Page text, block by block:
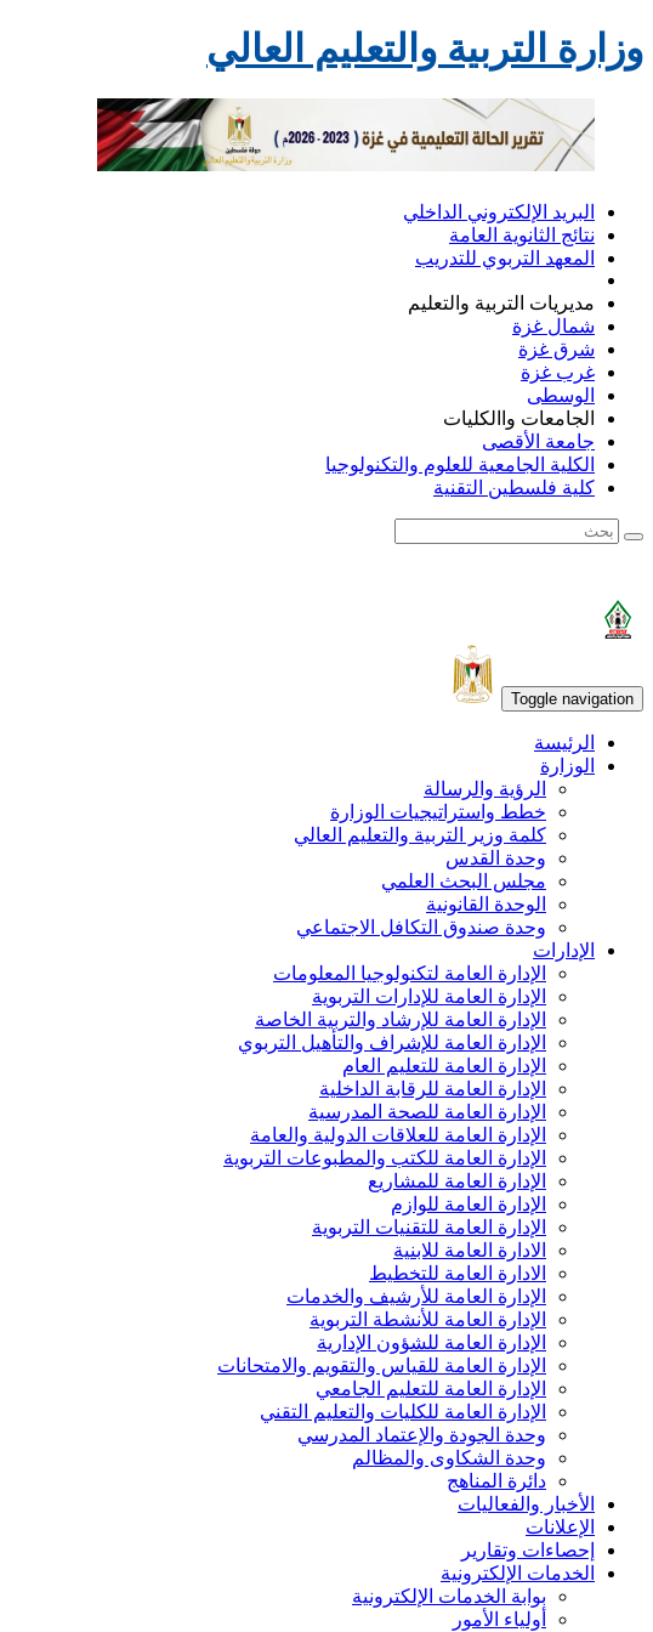
وزارة التربية والتعليم العالي
البريد الإلكتروني الداخلي
نتائج الثانوية العامة
المعهد التربوي للتدريب
مديريات التربية والتعليم
شمال غزة
شرق غزة
غرب غزة
الوسطى
الجامعات واالكليات
جامعة الأقصى
الكلية الجامعية للعلوم والتكنولوجيا
كلية فلسطين التقنية
Toggle navigation
الرئيسة
الوزارة
الرؤية والرسالة
خطط واستراتيجيات الوزارة
كلمة وزير التربية والتعليم العالي
وحدة القدس
مجلس البحث العلمي
الوحدة القانونية
وحدة صندوق التكافل الاجتماعي
الإدارات
الإدارة العامة لتكنولوجيا المعلومات
الإدارة العامة للإدارات التربوية
الإدارة العامة للإرشاد والتربية الخاصة
الإدارة العامة للإشراف والتأهيل التربوي
الإدارة العامة للتعليم العام
الإدارة العامة للرقابة الداخلية
الإدارة العامة للصحة المدرسية
الإدارة العامة للعلاقات الدولية والعامة
الإدارة العامة للكتب والمطبوعات التربوية
الإدارة العامة للمشاريع
الإدارة العامة للوازم
الإدارة العامة للتقنيات التربوية
الادارة العامة للابنية
الادارة العامة للتخطيط
الإدارة العامة للأرشيف والخدمات
الإدارة العامة للأنشطة التربوية
الإدارة العامة للشؤون الإدارية
الإدارة العامة للقياس والتقويم والامتحانات
الإدارة العامة للتعليم الجامعي
الإدارة العامة للكليات والتعليم التقني
وحدة الجودة والإعتماد المدرسي
وحدة الشكاوى والمظالم
دائرة المناهج
الأخبار والفعاليات
الإعلانات
إحصاءات وتقارير
الخدمات الإلكترونية
بوابة الخدمات الإلكترونية
أولياء الأمور